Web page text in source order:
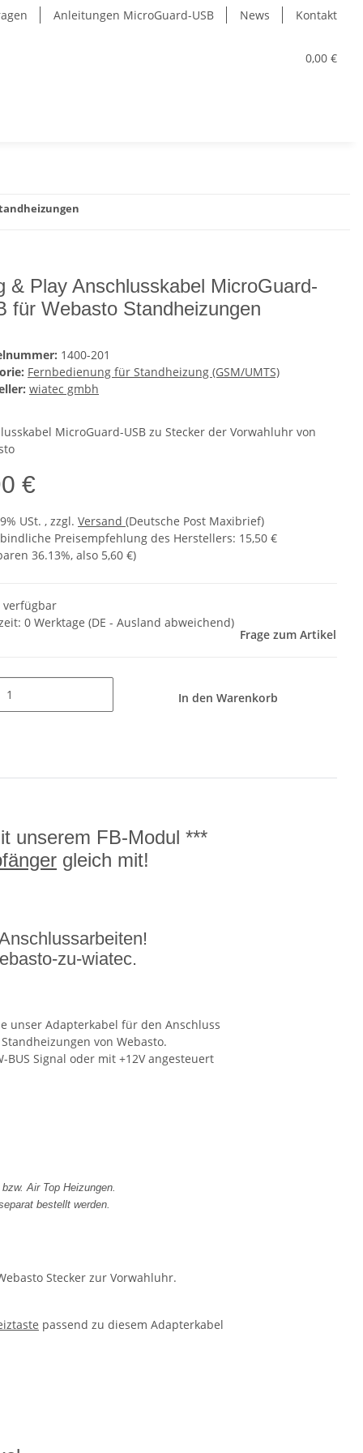
Anleitungen MicroGuard-USB News Kontakt
0,00 €
& Play Anschlusskabel MicroGuard-
für Webasto Standheizungen
1400-201
Fernbedienung für Standheizung (GSM/UMTS)
wiatec gmbh
MicroGuard-USB zu Stecker der Vorwahluhr von
€
USt. , zzgl. Versand (Deutsche Post Maxibrief)
Preisempfehlung des Herstellers: 15,50 €
36.13%, also 5,60 €)
verfügbar
0 Werktage (DE - Ausland abweichend)
Frage zum Artikel
In den Warenkorb
unserem FB-Modul ***
gleich mit!
zu-wiatec.
unser Adapterkabel für den Anschluss
von Webasto.
Signal oder mit +12V angesteuert
Air Top Heizungen.
bestellt werden.
Stecker zur Vorwahluhr.
passend zu diesem Adapterkabel